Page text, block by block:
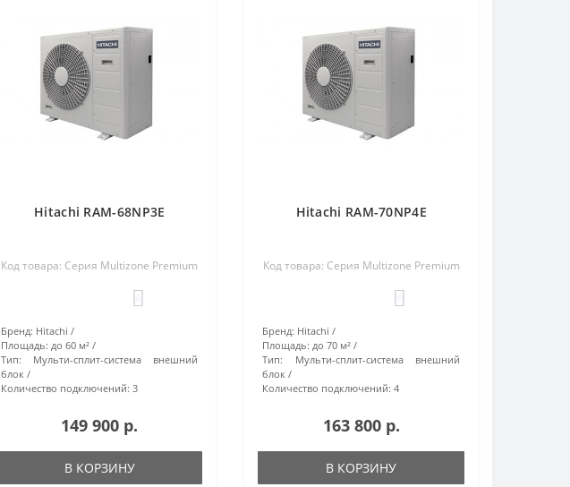
Hitachi RAM-68NP3E
Код товара: Серия Multizone Premium
Бренд: Hitachi
Площадь: до 60 м²
Тип:
Мульти-сплит-система внешний
блок
Количество подключений: 3
149 900 р.
В КОРЗИНУ
Hitachi RAM-70NP4E
Код товара: Серия Multizone Premium
Бренд: Hitachi
Площадь: до 70 м²
Тип:
Мульти-сплит-система внешний
блок
Количество подключений: 4
163 800 р.
В КОРЗИНУ